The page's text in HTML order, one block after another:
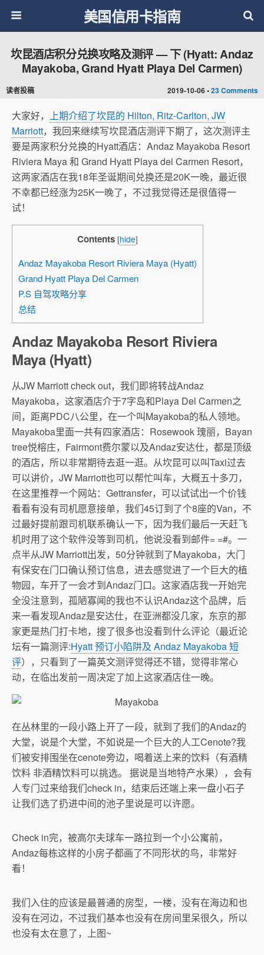
美国信用卡指南
2019-10-06 •23 Comments
坎昆酒店积分兑换攻略及测评 — 下 (Hyatt: Andaz
Mayakoba, Grand Hyatt Playa Del Carmen)
读者投稿
大家好， 上期介绍了坎昆的 Hilton, Ritz-Carlton, JW
Marriott，我回来继续写坎昆酒店测评下期了，这次测评主
要是两家积分兑换的Hyatt酒店：Andaz Mayakoba Resort
Riviera Maya 和 Grand Hyatt Playa del Carmen Resort，
这两家酒店在我18年圣诞期间兑换还是20K一晚，最近很
不幸都已经涨为25K一晚了，不过我觉得还是很值得一
试！
Contents [hide]
Andaz Mayakoba Resort Riviera Maya (Hyatt)
Grand Hyatt Playa Del Carmen
P.S 自驾攻略分享
总结
Andaz Mayakoba Resort Riviera
Maya (Hyatt)
从JW Marriott check out，我们即将转战Andaz
Mayakoba，这家酒店介于7字岛和Playa Del Carmen之
间，距离PDC八公里，在一个叫Mayakoba的私人领地。
Mayakoba里面一共有四家酒店：Rosewook 瑰丽，Bayan
tree悦榕庄，Fairmont费尔蒙以及Andaz安达仕，都是顶级
的酒店，所以非常期待去逛一逛。从坎昆可以叫Taxi过去
可以讲价，JW Marriott也可以帮忙叫车，大概五十多刀，
在这里推荐一个网站：Gettransfer，可以试试出一个价钱
看看有没有司机愿意接单，我们45订到了个8座的Van，不
过最好提前跟司机联系确认一下，因为我们最后一天赶飞
机时用了这个软件没等到司机，他说没看到邮件= =#。一
点半从JW Marriott出发，50分钟就到了Mayakoba，大门
有保安在门口确认预订信息，进去感觉进了一个巨大的植
物园，车开了一会才到Andaz门口。这家酒店我一开始完
全没注意到，孤陋寡闻的我也不认识Andaz这个品牌，后
来一看发现Andaz是安达仕，在亚洲都没几家，东京的那
家更是热门打卡地，搜了很多也没看到什么评论（最近论
坛有一篇测评:Hyatt 预订小陷阱及 Andaz Mayakoba 短
评），只看到了一篇英文测评觉得还不错，觉得非常心
动，在临出发前一周决定了加上这家酒店住一晚。
在丛林里的一段小路上开了一段，就到了我们的Andaz的
大堂，说是个大堂，不如说是一个巨大的人工Cenote?我
们被安排围坐在cenote旁边，喝着送上来的饮料（有酒精
饮料 非酒精饮料可以挑选。 据说是当地特产水果），会有
人专门过来给我们check in，结束后还端上来一盘小石子
让我们选了扔进中间的池子里说是可以许愿。
Check in完，被高尔夫球车一路拉到一个小公寓前，
Andaz每栋这样的小房子都画了不同形状的鸟，非常好
看！
我们入住的应该是最普通的房型，一楼，没有在海边和也
没有在河边，不过我们基本也没有在房间里呆很久，所以
也没有太在意了，上图~